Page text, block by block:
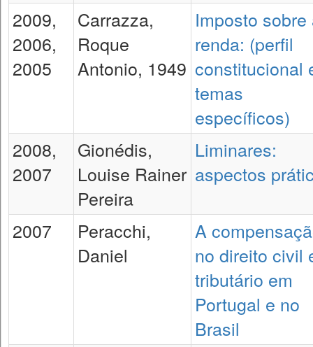
2009,
2006,
2005
Carrazza,
Roque
Antonio, 1949
Imposto sobre
renda: (perfil
constitucional
temas
específicos)
2008,
2007
Gionédis,
Louise Rainer
Pereira
Liminares:
aspectos
2007
Peracchi,
Daniel
A
no direito civil
tributário em
Portugal e no
Brasil